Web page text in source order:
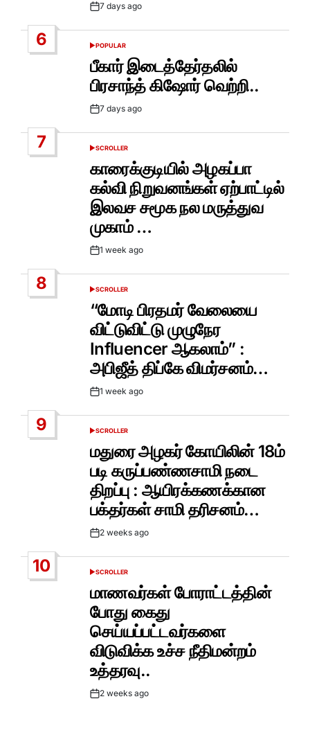
Post7 days ago
6
POSTED
IN
POPULAR
பீகார் இடைத்தேர்தலில்
பிரசாந்த் கிஷோர் வெற்றி..
Post7 days ago
7
POSTED
SCROLLER
காரைக்குடியில் அழகப்பா
கல்வி நிறுவனங்கள் ஏற்பாட்டில்
இலவச சமூக நல மருத்துவ
முகாம் …
Post1 week ago
8
POSTED
IN
SCROLLER
“மோடி பிரதமர் வேலையை
விட்டுவிட்டு முழுநேர
Influencer ஆகலாம்” :
அபிஜீத் திப்கே விமர்சனம்…
Post1 week ago
9
POSTED
SCROLLER
மதுரை அழகர் கோயிலின் 18ம்
படி கருப்பண்ணசாமி நடை
திறப்பு : ஆயிரக்கணக்கான
பக்தர்கள் சாமி தரிசனம்…
Post2 weeks ago
10
POSTED
SCROLLER
மாணவர்கள் போராட்டத்தின்
போது கைது
செய்யப்பட்டவர்களை
விடுவிக்க உச்ச நீதிமன்றம்
உத்தரவு..
Post2 weeks ago